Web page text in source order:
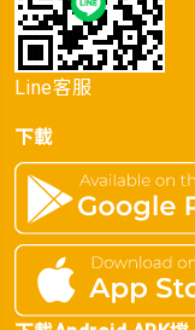
Line客服
下載